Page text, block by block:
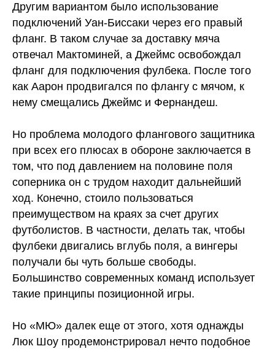
Другим вариантом было использование
подключений Уан-Биссаки через его правый
фланг. В таком случае за доставку мяча
отвечал Мактоминей, а Джеймс освобождал
фланг для подключения фулбека. После того
как Аарон продвигался по флангу с мячом, к
нему смещались Джеймс и Фернандеш.
Но проблема молодого флангового защитника
при всех его плюсах в обороне заключается в
том, что под давлением на половине поля
соперника он с трудом находит дальнейший
ход. Конечно, стоило пользоваться
преимуществом на краях за счет других
футболистов. В частности, делать так, чтобы
фулбеки двигались вглубь поля, а вингеры
получали бы чуть больше свободы.
Большинство современных команд использует
такие принципы позиционной игры.
Но «МЮ» далек еще от этого, хотя однажды
Люк Шоу продемонстрировал нечто подобное